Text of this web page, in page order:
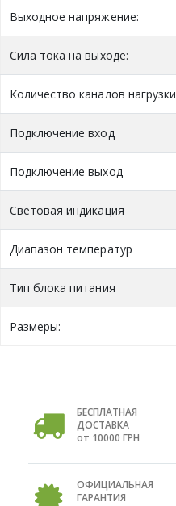
Выходное напряжение:
Сила тока на выходе:
Количество каналов нагрузки
Подключение вход
Подключение выход
Световая индикация
Диапазон температур
Тип блока питания
Размеры:
БЕСПЛАТНАЯ
ДОСТАВКА
от 10000 ГРН
ОФИЦИАЛЬНАЯ
ГАРАНТИЯ